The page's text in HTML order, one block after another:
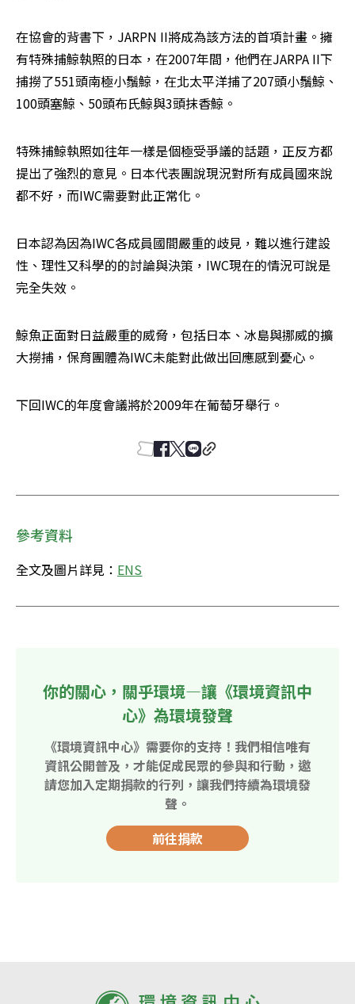
在協會的背書下，JARPN II將成為該方法的首項計畫。擁
有特殊捕鯨執照的日本，在2007年間，他們在JARPA II下
捕撈了551頭南極小鬚鯨，在北太平洋捕了207頭小鬚鯨、
100頭塞鯨、50頭布氏鯨與3頭抹香鯨。
特殊捕鯨執照如往年一樣是個極受爭議的話題，正反方都
提出了強烈的意見。日本代表團說現況對所有成員國來說
都不好，而IWC需要對此正常化。
日本認為因為IWC各成員國間嚴重的歧見，難以進行建設
性、理性又科學的的討論與決策，IWC現在的情況可說是
完全失效。
鯨魚正面對日益嚴重的威脅，包括日本、冰島與挪威的擴
大撈捕，保育團體為IWC未能對此做出回應感到憂心。
下回IWC的年度會議將於2009年在葡萄牙舉行。
參考資料
全文及圖片詳見： ENS
你的關心，關乎環境—讓《環境資訊中
心》為環境發聲
《環境資訊中心》需要你的支持！我們相信唯有
資訊公開普及，才能促成民眾的參與和行動，邀
請您加入定期捐款的行列，讓我們持續為環境發
聲。
前往捐款